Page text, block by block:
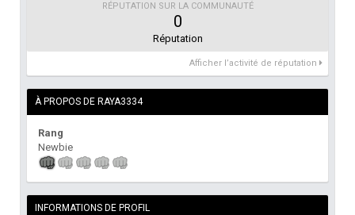
RÉPUTATION SUR LA COMMUNAUTÉ
0
Réputation
Afficher l’activité de réputation
À PROPOS DE RAYA3334
Rang
Newbie
INFORMATIONS DE PROFIL